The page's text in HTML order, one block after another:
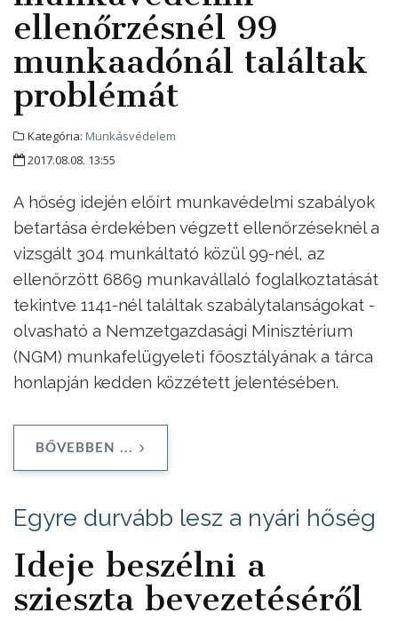
ellenőrzésnél 99
munkaadónál találtak
problémát
Kategória: Munkásvédelem
2017.08.08. 13:55
A hőség idején előírt munkavédelmi szabályok
betartása érdekében végzett ellenőrzéseknél a
vizsgált 304 munkáltató közül 99-nél, az
ellenőrzött 6869 munkavállaló foglalkoztatását
tekintve 1141-nél találtak szabálytalanságokat -
olvasható a Nemzetgazdasági Minisztérium
(NGM) munkafelügyeleti főosztályának a tárca
honlapján kedden közzétett jelentésében.
BŐVEBBEN ...
Egyre durvább lesz a nyári hőség
Ideje beszélni a
szieszta bevezetéséről